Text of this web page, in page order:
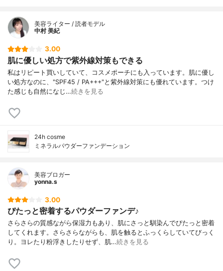
美容ライター / 読者モデル
中村 美紀
3.00
肌に優しい処方で紫外線対策もできる
私はリピート買いしていて、コスメポーチにも入っています。肌に優し
い処方なのに、"SPF45 / PA+++"と紫外線対策にも優れています。つけ
た感じも自然になじ…続きを見る
24h cosme
ミネラルパウダーファンデーション
美容ブロガー
yonna.s
3.00
ぴたっと密着するパウダーファンデ♪
さらさらの質感ながら保湿力もあり、肌にさっと馴染んでぴたっと密着
してくれます。さらさらながらも、肌を触るとふっくらしていてびっく
り。ヨレたり粉浮きしたりせず、肌…続きを見る